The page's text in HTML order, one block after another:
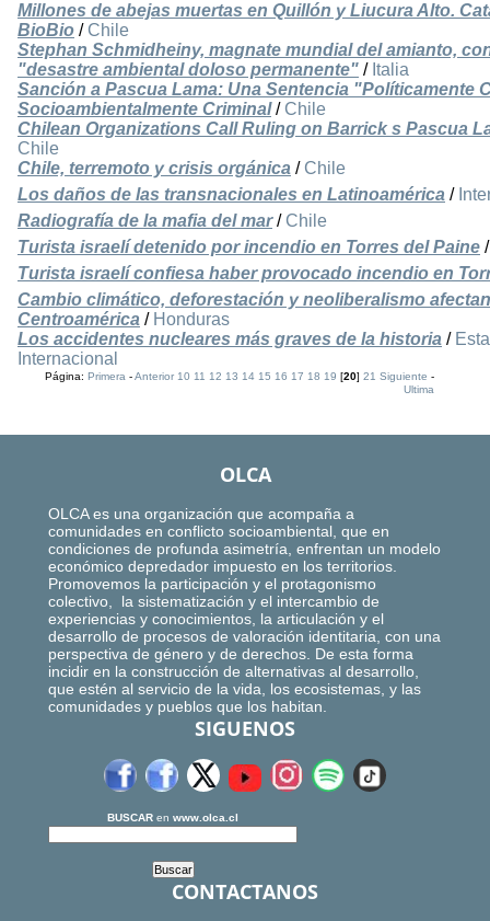
Millones de abejas muertas en Quillón y Liucura Alto.
BioBio / Chile
Stephan Schmidheiny, magnate mundial del amianto,
"desastre ambiental doloso permanente" / Italia
Sanción a Pascua Lama: Una Sentencia "Políticamente
Socioambientalmente Criminal/ Chile
Chilean Organizations Call Ruling on Barrick s Pascua
Chile
Chile, terremoto y crisis orgánica / Chile
Los daños de las transnacionales en Latinoamérica /
Radiografía de la mafia del mar/ Chile
Turista israelí detenido por incendio en Torres del Paine
Turista israelí confiesa haber provocado incendio en
Cambio climático, deforestación y neoliberalismo
Centroamérica / Honduras
Los accidentes nucleares más graves de la historia /
Internacional
Página:Primera -Anterior 10 11 12 13 14 15 16 17 18 19 [20]21 Siguiente -
Ultima
OLCA
OLCA es una organización que acompaña a
comunidades en conflicto socioambiental, que en
condiciones de profunda asimetría, enfrentan un modelo
económico depredador impuesto en los territorios.
Promovemos la participación y el protagonismo
colectivo, la sistematización y el intercambio de
experiencias y conocimientos, la articulación y el
desarrollo de procesos de valoración identitaria, con una
perspectiva de género y de derechos. De esta forma
incidir en la construcción de alternativas al desarrollo,
que estén al servicio de la vida, los ecosistemas, y las
comunidades y pueblos que los habitan.
SIGUENOS
BUSCAR en www.olca.cl
CONTACTANOS